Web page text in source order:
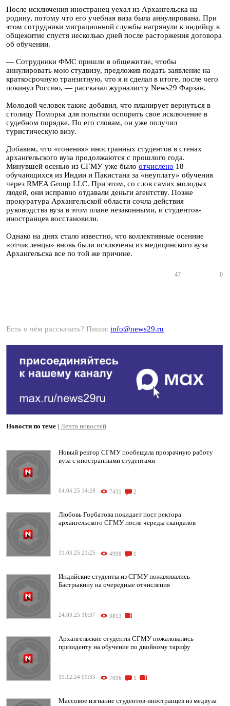
После исключения иностранец уехал из Архангельска на
родину, потому что его учебная виза была аннулирована. При
этом сотрудники миграционной службы нагрянули к индийцу в
общежитие спустя несколько дней после расторжения договора
об обучении.
— Сотрудники ФМС пришли в общежитие, чтобы
аннулировать мою студвизу, предложив подать заявление на
краткосрочную транзитную, что я и сделал в итоге, после чего
покинул Россию, — рассказал журналисту News29 Фарзан.
Молодой человек также добавил, что планирует вернуться в
столицу Поморья для попытки оспорить свое исключение в
судебном порядке. По его словам, он уже получил
туристическую визу.
Добавим, что «гонения» иностранных студентов в стенах
архангельского вуза продолжаются с прошлого года.
Минувшей осенью из СГМУ уже было отчислено 18
обучающихся из Индии и Пакистана за «неуплату» обучения
через RMEA Group LLC. При этом, со слов самих молодых
людей, они исправно отдавали деньги агентству. Позже
прокуратура Архангельской области сочла действия
руководства вуза в этом плане незаконными, и студентов-
иностранцев восстановили.
Однако на днях стало известно, что коллективные осенние
«отчисленцы» вновь были исключены из медицинского вуза
Архангельска все по той же причине.
47 0
Есть о чём рассказать? Пиши: info@news29.ru
Новости по теме | Лента новостей
Новый ректор СГМУ пообещала прозрачную работу
вуза с иностранными студентами
04.04.25 14:28 7431 2
Любовь Горбатова покидает пост ректора
архангельского СГМУ после череды скандалов
31.03.25 21:25 4998 1
Индийские студенты из СГМУ пожаловались
Бастрыкину на очередные отчисления
24.03.25 16:37 3813
Архангельские студенты СГМУ пожаловались
президенту на обучение по двойному тарифу
19.12.24 09:33 7096 1
Массовое изгнание студентов-иностранцев из медвуза